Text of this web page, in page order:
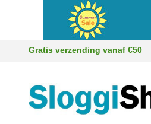
Gratis verzending vanaf €50